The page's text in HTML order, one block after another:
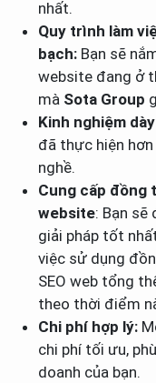
nhất.
Quy trình làm
bạch: Bạn sẽ
website đang ở
mà Sota Group
Kinh nghiệm
đã thực hiện
nghề.
Cung cấp đồng
website: Bạn sẽ
giải pháp tốt
việc sử dụng
SEO web tổng
theo thời điểm
Chi phí hợp lý:
chi phí tối ưu,
doanh của bạn.